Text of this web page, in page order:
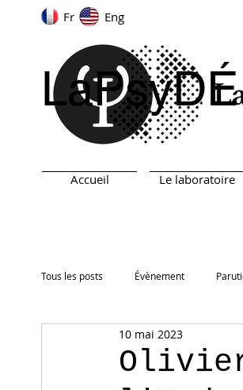
Fr Eng
LaPsyDÉ
Accueil Le laboratoire
Tous les posts Évènement
TEST Prix
Olivier
10 mai 2023